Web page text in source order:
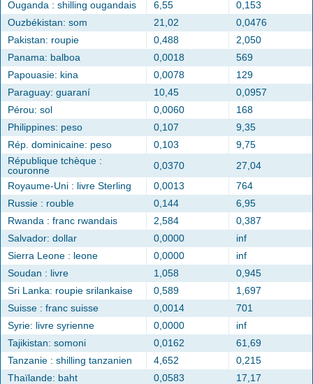
Ouganda : shilling ougandais
6,55
0,153
Ouzbékistan: som
21,02
0,0476
Pakistan: roupie
0,488
2,050
Panama: balboa
0,0018
569
Papouasie: kina
0,0078
129
Paraguay: guaraní
10,45
0,0957
Pérou: sol
0,0060
168
Philippines: peso
0,107
9,35
Rép. dominicaine: peso
0,103
9,75
République tchèque :
couronne
0,0370
27,04
Royaume-Uni : livre Sterling
0,0013
764
Russie : rouble
0,144
6,95
Rwanda : franc rwandais
2,584
0,387
Salvador: dollar
0,0000
inf
Sierra Leone : leone
0,0000
inf
Soudan : livre
1,058
0,945
Sri Lanka: roupie srilankaise
0,589
1,697
Suisse : franc suisse
0,0014
701
Syrie: livre syrienne
0,0000
inf
Tajikistan: somoni
0,0162
61,69
Tanzanie : shilling tanzanien
4,652
0,215
Thaïlande: baht
0,0583
17,17